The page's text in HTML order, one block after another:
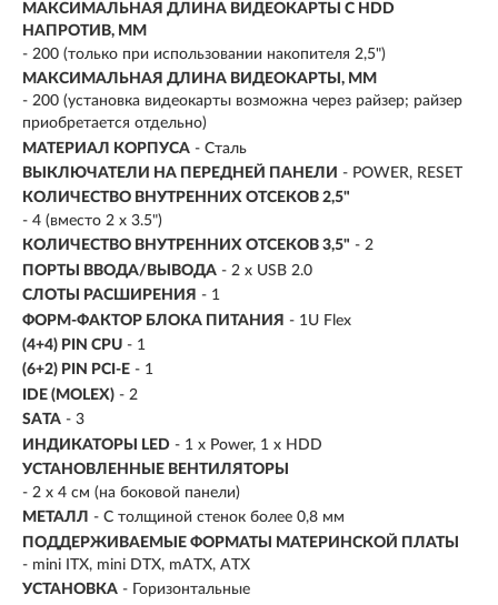
МАКСИМАЛЬНАЯ ДЛИНА ВИДЕОКАРТЫ С HDD
НАПРОТИВ, ММ
- 200 (только при использовании накопителя 2,5")
МАКСИМАЛЬНАЯ ДЛИНА ВИДЕОКАРТЫ, ММ
- 200 (установка видеокарты возможна через райзер; райзер
приобретается отдельно)
МАТЕРИАЛ КОРПУСА - Сталь
ВЫКЛЮЧАТЕЛИ НА ПЕРЕДНЕЙ ПАНЕЛИ - POWER, RESET
КОЛИЧЕСТВО ВНУТРЕННИХ ОТСЕКОВ 2,5"
- 4 (вместо 2 x 3.5")
КОЛИЧЕСТВО ВНУТРЕННИХ ОТСЕКОВ 3,5" - 2
ПОРТЫ ВВОДА/ВЫВОДА - 2 x USB 2.0
СЛОТЫ РАСШИРЕНИЯ - 1
ФОРМ-ФАКТОР БЛОКА ПИТАНИЯ - 1U Flex
(4+4) PIN CPU - 1
(6+2) PIN PCI-E - 1
IDE (MOLEX) - 2
SATA - 3
ИНДИКАТОРЫ LED - 1 x Power, 1 x HDD
УСТАНОВЛЕННЫЕ ВЕНТИЛЯТОРЫ
- 2 x 4 см (на боковой панели)
МЕТАЛЛ - С толщиной стенок более 0,8 мм
ПОДДЕРЖИВАЕМЫЕ ФОРМАТЫ МАТЕРИНСКОЙ ПЛАТЫ
- mini ITX, mini DTX, mATX, ATX
УСТАНОВКА - Горизонтальные